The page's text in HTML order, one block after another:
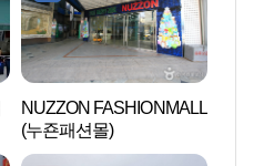
NUZZON FASHIONMALL
(누죤패션몰)